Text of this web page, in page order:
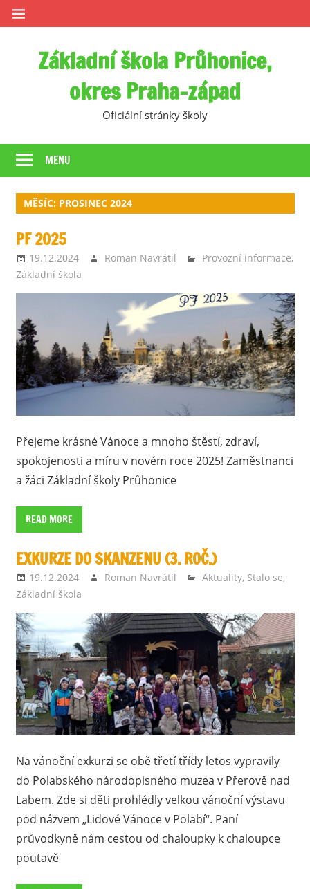
Skip
to
Základní škola Průhonice,
okres Praha-západ
Oficiální stránky školy
MENU
MĚSÍC: PROSINEC 2024
PF 2025
19.12.2024 Roman Navrátil Provozní informace,
Základní škola
Přejeme krásné Vánoce a mnoho štěstí, zdraví,
spokojenosti a míru v novém roce 2025! Zaměstnanci
a žáci Základní školy Průhonice
READ MORE
EXKURZE DO SKANZENU (3. ROČ.)
19.12.2024 Roman Navrátil Aktuality, Stalo se,
Základní škola
Na vánoční exkurzi se obě třetí třídy letos vypravily
do Polabského národopisného muzea v Přerově nad
Labem. Zde si děti prohlédly velkou vánoční výstavu
pod názvem „Lidové Vánoce v Polabí“. Paní
průvodkyně nám cestou od chaloupky k chaloupce
poutavě